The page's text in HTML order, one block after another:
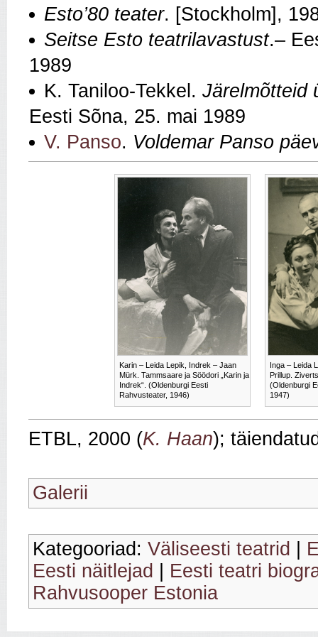
Esto’80 teater. [Stockholm],
Seitse Esto teatrilavastust.–
1989
K. Taniloo-Tekkel. Järelmõtteid
Eesti Sõna, 25. mai 1989
V. Panso. Voldemar Panso
Karin – Leida Lepik, Indrek – Jaan
Mürk. Tammsaare ja Söödori „Karin ja
Indrek“. (Oldenburgi Eesti
Rahvusteater, 1946)
Inga – Leida
Prillup.
(Oldenburgi
1947)
ETBL, 2000 (K. Haan);
Galerii
Kategooriad: Väliseesti teatrid
Eesti näitlejad
Eesti teatri
Rahvusooper Estonia